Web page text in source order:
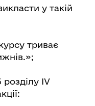
у такій
триває
ІV